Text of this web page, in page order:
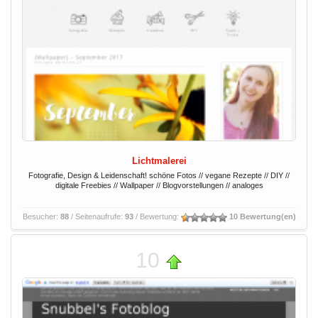
Lichtmalerei
Fotografie, Design & Leidenschaft! schöne Fotos // vegane Rezepte // DIY //
digitale Freebies // Wallpaper // Blogvorstellungen // analoges
Besucher: 88/ Seitenaufrufe: 93/ Bewertung: 10 Bewertung(en)
10